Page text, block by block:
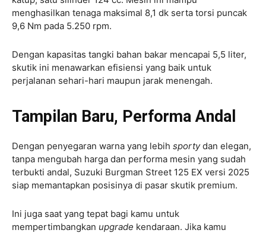
menghasilkan tenaga maksimal 8,1 dk serta torsi puncak
9,6 Nm pada 5.250 rpm.
Dengan kapasitas tangki bahan bakar mencapai 5,5 liter,
skutik ini menawarkan efisiensi yang baik untuk
perjalanan sehari-hari maupun jarak menengah.
Tampilan Baru, Performa Andal
Dengan penyegaran warna yang lebih sportydan elegan,
tanpa mengubah harga dan performa mesin yang sudah
terbukti andal, Suzuki Burgman Street 125 EX versi 2025
siap memantapkan posisinya di pasar skutik premium.
Ini juga saat yang tepat bagi kamu untuk
mempertimbangkan upgrade kendaraan. Jika kamu